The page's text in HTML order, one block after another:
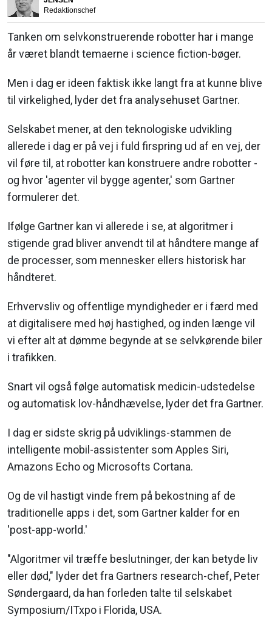
Redaktionschef
Tanken om selvkonstruerende robotter har i mange
år været blandt temaerne i science fiction-bøger.
Men i dag er ideen faktisk ikke langt fra at kunne blive
til virkelighed, lyder det fra analysehuset Gartner.
Selskabet mener, at den teknologiske udvikling
allerede i dag er på vej i fuld firspring ud af en vej, der
vil føre til, at robotter kan konstruere andre robotter -
og hvor 'agenter vil bygge agenter,' som Gartner
formulerer det.
Ifølge Gartner kan vi allerede i se, at algoritmer i
stigende grad bliver anvendt til at håndtere mange af
de processer, som mennesker ellers historisk har
håndteret.
Erhvervsliv og offentlige myndigheder er i færd med
at digitalisere med høj hastighed, og inden længe vil
vi efter alt at dømme begynde at se selvkørende biler
i trafikken.
Snart vil også følge automatisk medicin-udstedelse
og automatisk lov-håndhævelse, lyder det fra Gartner.
I dag er sidste skrig på udviklings-stammen de
intelligente mobil-assistenter som Apples Siri,
Amazons Echo og Microsofts Cortana.
Og de vil hastigt vinde frem på bekostning af de
traditionelle apps i det, som Gartner kalder for en
'post-app-world.'
"Algoritmer vil træffe beslutninger, der kan betyde liv
eller død," lyder det fra Gartners research-chef, Peter
Søndergaard, da han forleden talte til selskabet
Symposium/ITxpo i Florida, USA.